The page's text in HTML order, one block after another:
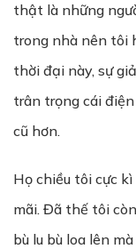
thật là những
trong nhà nên tôi
thời đại này, sự
trân trọng cái
cũ hơn.
Họ chiều tôi cực
mãi. Đã thế tôi
bù lu bù loa lên